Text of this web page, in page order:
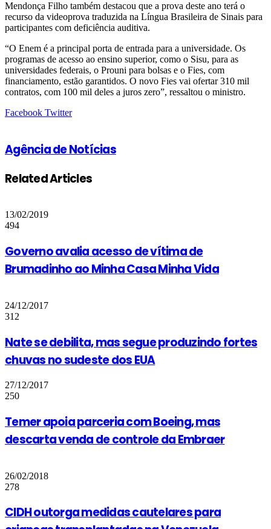
Mendonça Filho também destacou que a prova deste ano terá o
recurso da videoprova traduzida na Língua Brasileira de Sinais para
participantes com deficiência auditiva.
“O Enem é a principal porta de entrada para a universidade. Os
programas de acesso ao ensino superior, como o Sisu, para as
universidades federais, o Prouni para bolsas e o Fies, com
financiamento, estão garantidos. O novo Fies vai ofertar 310 mil
contratos, com 100 mil deles a juros zero”, ressaltou o ministro.
Facebook TwitterGoogle+
LinkedIn
StumbleUpon
Tumblr
Pinterest
Reddit
VKontakte
Share
Print
Agência de Notícias
Related Articles
13/02/2019
494
Governo avalia acesso de vítima de
Brumadinho ao Minha Casa Minha Vida
24/12/2017
312
Nate se debilita, mas segue produzindo fortes
chuvas no sudeste dos EUA
27/12/2017
250
Temer apoia parceria com Boeing, mas
descarta venda de controle da Embraer
26/02/2018
278
CIDH outorga medidas cautelares para